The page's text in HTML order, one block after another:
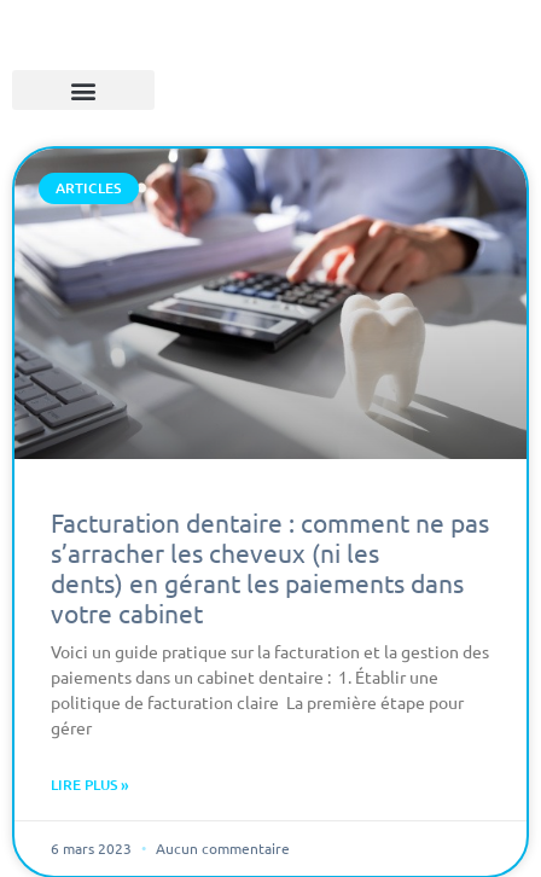
ARTICLES
Facturation dentaire : comment ne pas
s’arracher les cheveux (ni les
dents) en gérant les paiements dans
votre cabinet
Voici un guide pratique sur la facturation et la gestion des
paiements dans un cabinet dentaire : 1. Établir une
politique de facturation claire La première étape pour
gérer
LIRE PLUS »
6 mars 2023 Aucun commentaire